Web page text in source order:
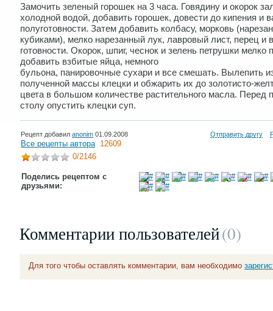
Замочить зеленый горошек на 3 часа. Говядину и окорок
холодной водой, добавить горошек, довести до кипения и
полуготовности. Затем добавить колбасу, морковь
кубиками), мелко нарезанный лук, лавровый лист, перец и
готовности. Окорок, шпиг, чеснок и зелень петрушки мелко
добавить взбитые яйца, немного
бульона, панировочные сухари и все смешать. Вылепить
полученной массы клецки и обжарить их до золотисто-
цвета в большом количестве растительного масла. Перед
столу опустить клецки суп.
Рецепт добавил anonim 01.09.2008 Отправить другу
Все рецепты автора 12609
0/2146
Поделись рецептом с
друзьями:
Комментарии пользователей(0)
Для того чтобы оставлять комментарии, вам необходимо